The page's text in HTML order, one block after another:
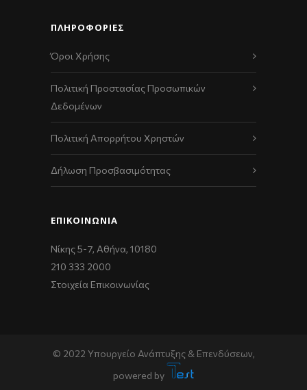
ΠΛΗΡΟΦΟΡΙΕΣ
Όροι Χρήσης
Πολιτική Προστασίας Προσωπικών
Δεδομένων
Πολιτική Απορρήτου Χρηστών
Δήλωση Προσβασιμότητας
ΕΠΙΚΟΙΝΩΝΊΑ
Νίκης 5-7, Αθήνα, 10180
210 333 2000
Στοιχεία Επικοινωνίας
© 2022 Υπουργείο Ανάπτυξης & Επενδύσεων,
powered by